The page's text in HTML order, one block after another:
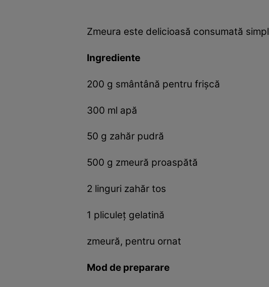
Zmeura este delicioasă consumată
Ingrediente
200 g smântână pentru frișcă
300 ml apă
50 g zahăr pudră
500 g zmeură proaspătă
2 linguri zahăr tos
1 pliculeț gelatină
zmeură, pentru ornat
Mod de preparare